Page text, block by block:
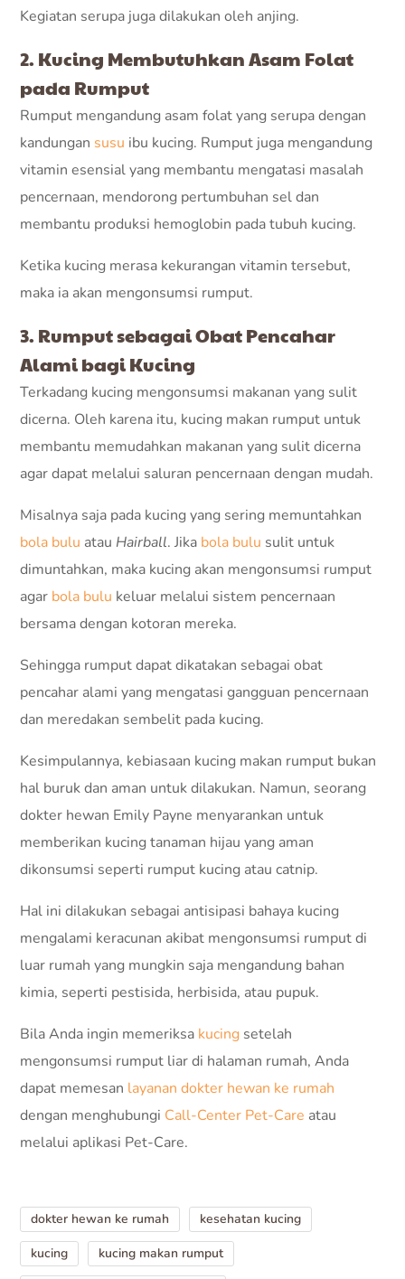
Kegiatan serupa juga dilakukan oleh anjing.
2. Kucing Membutuhkan Asam Folat
pada Rumput
Rumput mengandung asam folat yang serupa dengan
kandungan susu ibu kucing. Rumput juga mengandung
vitamin esensial yang membantu mengatasi masalah
pencernaan, mendorong pertumbuhan sel dan
membantu produksi hemoglobin pada tubuh kucing.
Ketika kucing merasa kekurangan vitamin tersebut,
maka ia akan mengonsumsi rumput.
3. Rumput sebagai Obat Pencahar
Alami bagi Kucing
Terkadang kucing mengonsumsi makanan yang sulit
dicerna. Oleh karena itu, kucing makan rumput untuk
membantu memudahkan makanan yang sulit dicerna
agar dapat melalui saluran pencernaan dengan mudah.
Misalnya saja pada kucing yang sering memuntahkan
bola bulu atau Hairball. Jika bola bulu sulit untuk
dimuntahkan, maka kucing akan mengonsumsi rumput
agar bola bulu keluar melalui sistem pencernaan
bersama dengan kotoran mereka.
Sehingga rumput dapat dikatakan sebagai obat
pencahar alami yang mengatasi gangguan pencernaan
dan meredakan sembelit pada kucing.
Kesimpulannya, kebiasaan kucing makan rumput bukan
hal buruk dan aman untuk dilakukan. Namun, seorang
dokter hewan Emily Payne menyarankan untuk
memberikan kucing tanaman hijau yang aman
dikonsumsi seperti rumput kucing atau catnip.
Hal ini dilakukan sebagai antisipasi bahaya kucing
mengalami keracunan akibat mengonsumsi rumput di
luar rumah yang mungkin saja mengandung bahan
kimia, seperti pestisida, herbisida, atau pupuk.
Bila Anda ingin memeriksa kucing setelah
mengonsumsi rumput liar di halaman rumah, Anda
dapat memesan layanan dokter hewan ke rumah
dengan menghubungi Call-Center Pet-Care atau
melalui aplikasi Pet-Care.
dokter hewan ke rumah
kesehatan kucing
kucing
kucing makan rumput